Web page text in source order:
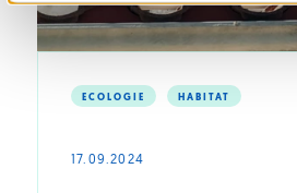
17.09.2024
ECOLOGIE HABITAT